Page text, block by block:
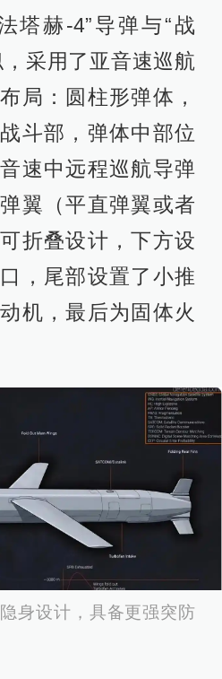
塔赫-4”导弹与“战
采用了亚音速巡航
局：圆柱形弹体，
斗部，弹体中部位
速中远程巡航导弹
翼（平直弹翼或者
折叠设计，下方设
，尾部设置了小推
机，最后为固体火
身设计，具备更强突防